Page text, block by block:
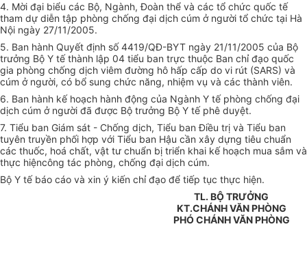
4. Mời đại biểu các Bộ, Ngành, Đoàn thể và các tổ chức quốc tế
tham dự diễn tập phòng chống đại dịch cúm ở người tổ chức tại Hà
Nội ngày 27/11/2005.
5. Ban hành Quyết định số 4419/QĐ-BYT ngày 21/11/2005 của Bộ
trưởng Bộ Y tế thành lập 04 tiểu ban trực thuộc Ban chỉ đạo quốc
gia phòng chống dịch viêm đường hô hấp cấp do vi rút (SARS) và
cúm ở người, có bổ sung chức năng, nhiệm vụ và các thành viên.
6. Ban hành kế hoạch hành động của Ngành Y tế phòng chống đại
dịch cúm ở người đã được Bộ trưởng Bộ Y tế phê duyệt.
7. Tiểu ban Giám sát - Chống dịch, Tiểu ban Điều trị và Tiểu ban
tuyên truyền phối hợp với Tiểu ban Hậu cần xây dựng tiêu chuẩn
các thuốc, hoá chất, vật tư chuẩn bị triển khai kế hoạch mua sắm và
thực hiệncông tác phòng, chống đại dịch cúm.
Bộ Y tế báo cáo và xin ý kiến chỉ đạo để tiếp tục thực hiện.
TL. BỘ TRƯỞNG
KT.CHÁNH VĂN PHÒNG
PHÓ CHÁNH VĂN PHÒNG